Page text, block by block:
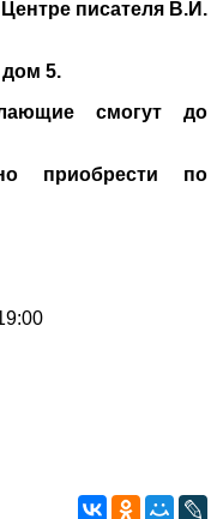
писателя В.И.
дом 5.
смогут до
приобрести по